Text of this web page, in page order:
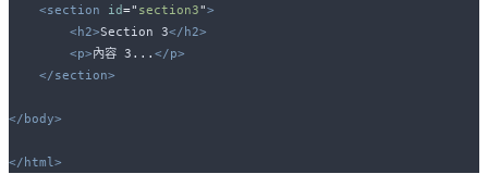
<section id=" section3">
<h2>Section 3</h2>
<p>內容 3... </p>
</section>
</body>
</html>